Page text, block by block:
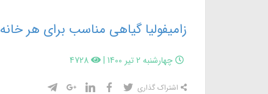
زامیفولیا گیاهی مناسب برای هر خانه
چهارشنبه 2 تیر 1400 |
4728
اشتراک گذاری